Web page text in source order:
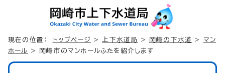
現在の位置： トップページ > 上下水道局 > 岡崎の下水道 > マン
ホール
> 岡崎市のマンホールふたを紹介します